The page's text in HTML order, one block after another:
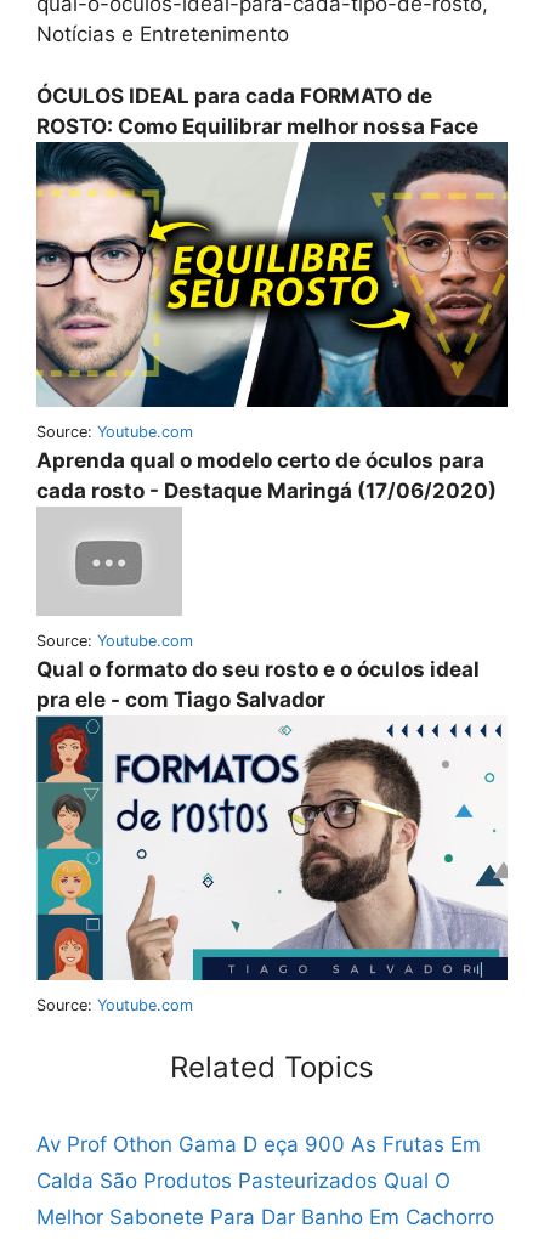
Notícias e Entretenimento
ÓCULOS IDEAL para cada FORMATO de
ROSTO: Como Equilibrar melhor nossa Face
Source: Youtube.com
Aprenda qual o modelo certo de óculos para
cada rosto - Destaque Maringá (17/06/2020)
Source: Youtube.com
Qual o formato do seu rosto e o óculos ideal
pra ele - com Tiago Salvador
Source: Youtube.com
Related Topics
Av Prof Othon Gama D eça 900 As Frutas Em
Calda São Produtos Pasteurizados Qual O
Melhor Sabonete Para Dar Banho Em Cachorro